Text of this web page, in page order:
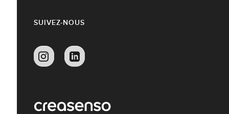
SUIVEZ-NOUS